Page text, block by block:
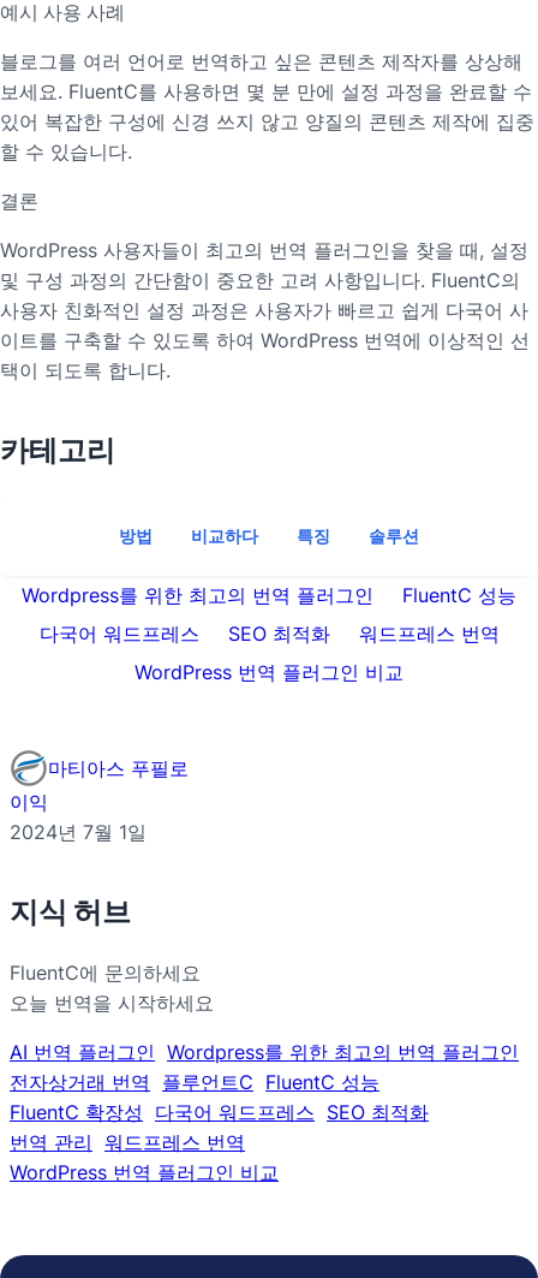
예시 사용 사례
블로그를 여러 언어로 번역하고 싶은 콘텐츠 제작자를 상상해
보세요. FluentC를 사용하면 몇 분 만에 설정 과정을 완료할 수
있어 복잡한 구성에 신경 쓰지 않고 양질의 콘텐츠 제작에 집중
할 수 있습니다.
결론
WordPress 사용자들이 최고의 번역 플러그인을 찾을 때, 설정
및 구성 과정의 간단함이 중요한 고려 사항입니다. FluentC의
사용자 친화적인 설정 과정은 사용자가 빠르고 쉽게 다국어 사
이트를 구축할 수 있도록 하여 WordPress 번역에 이상적인 선
택이 되도록 합니다.
카테고리
방법 비교하다 특징 솔루션
Wordpress를 위한 최고의 번역 플러그인
FluentC 성능
다국어 워드프레스
SEO 최적화
워드프레스 번역
WordPress 번역 플러그인 비교
마티아스 푸필로
이익
2024년 7월 1일
지식 허브
FluentC에 문의하세요
오늘 번역을 시작하세요
AI 번역 플러그인 Wordpress를 위한 최고의 번역 플러그인
전자상거래 번역
플루언트C FluentC 성능
FluentC 확장성
다국어 워드프레스 SEO 최적화
번역 관리 워드프레스 번역
WordPress 번역 플러그인 비교